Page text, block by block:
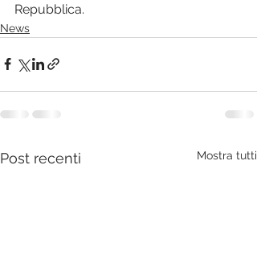
Repubblica.
News
Post recenti Mostra tutti